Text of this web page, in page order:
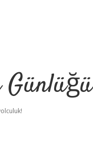
Günlüğü